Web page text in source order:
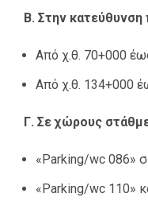
Β. Στην κατεύθυνση
Από χ.θ. 70+000
Από χ.θ. 134+000
Γ. Σε χώρους
«Parking/wc 086»
«Parking/wc 110»